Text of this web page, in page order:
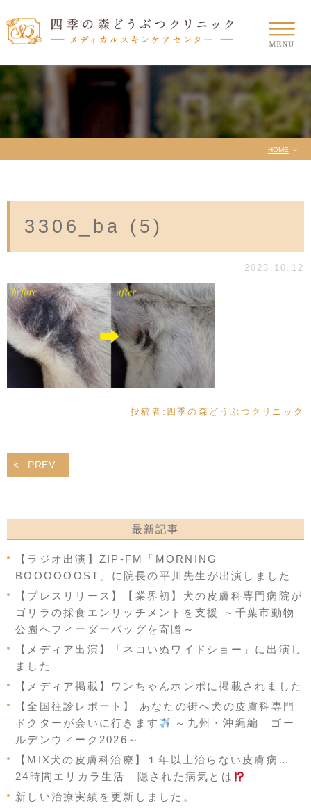
HOME
3306_ba (5)
2023.10.12
投稿者: 四季の森どうぶつクリニック
PREV
最新記事
【ラジオ出演】ZIP-FM「MORNING
BOOOOOOST」に院長の平川先生が出演しました
【プレスリリース】【業界初】犬の皮膚科専門病院が
ゴリラの採食エンリッチメントを支援 ～千葉市動物
公園へフィーダーバッグを寄贈～
【メディア出演】「ネコいぬワイドショー」に出演し
ました
【メディア掲載】ワンちゃんホンポに掲載されました
【全国往診レポート】 あなたの街へ犬の皮膚科専門
ドクターが会いに行きます
～九州・沖縄編 ゴー
ルデンウィーク2026～
【MIX犬の皮膚科治療】１年以上治らない皮膚病…
24時間エリカラ生活 隠された病気とは
新しい治療実績を更新しました。